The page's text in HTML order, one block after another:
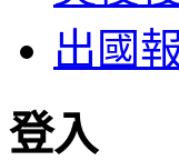
出國
登入